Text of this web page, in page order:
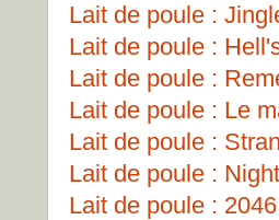
Lait de poule :
Lait de poule :
Lait de poule :
Lait de poule : Le
Lait de poule :
Lait de poule :
Lait de poule : 2046